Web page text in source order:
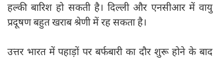
हल्की बारिश हो सकती है। दिल्ली और एनसीआर में वायु
प्रदूषण बहुत खराब श्रेणी में रह सकता है।
उत्तर भारत में पहाड़ों पर बर्फबारी का दौर शुरू होने के बाद